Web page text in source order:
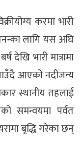
करमा भारी
लागि यस अघि
देखि भारी मात्रामा
आएको नदीजन्य
स्थानीय तहलाई
समन्वयमा पर्वत
बृद्धि गरेका छन्